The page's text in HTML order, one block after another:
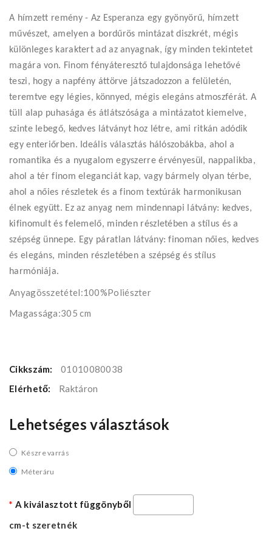
A hímzett remény - Az Esperanza egy gyönyörű, hímzett
művészet, amelyen a bordűrös mintázat diszkrét, mégis
különleges karaktert ad az anyagnak, így minden tekintetet
magára von. Finom fényáteresztő tulajdonsága lehetővé
teszi, hogy a napfény áttörve játszadozzon a felületén,
teremtve egy légies, könnyed, mégis elegáns atmoszférát. A
tüll alap puhasága és átlátszósága a mintázatot kiemelve,
szinte lebegő, kedves látványt hoz létre, ami ritkán adódik
egy enteriőrben. Ideális választás hálószobákba, ahol a
romantika és a nyugalom egyszerre érvényesül, nappalikba,
ahol a tér finom eleganciát kap, vagy bármely olyan térbe,
ahol a nőies részletek és a finom textúrák harmonikusan
élnek együtt. Ez az anyag nem mindennapi látvány: kedves,
kifinomult és felemelő, minden részletében a stílus és a
szépség ünnepe. Egy páratlan látvány: finoman nőies, kedves
és elegáns, minden részletében a szépség és stílus
harmóniája.
Anyagösszetétel:100%Poliészter
Magassága:305 cm
Cikkszám:
01010080038
Elérhető:
Raktáron
Lehetséges választások
Készre varrás
Méteráru
A kiválasztott függönyből
cm-t szeretnék